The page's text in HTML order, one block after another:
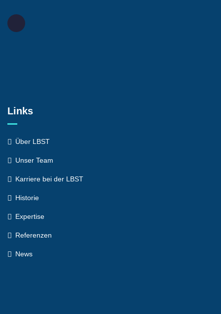
Links
Über LBST
Unser Team
Karriere bei der LBST
Historie
Expertise
Referenzen
News